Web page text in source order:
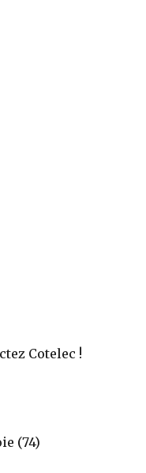
Cotelec !
(74)